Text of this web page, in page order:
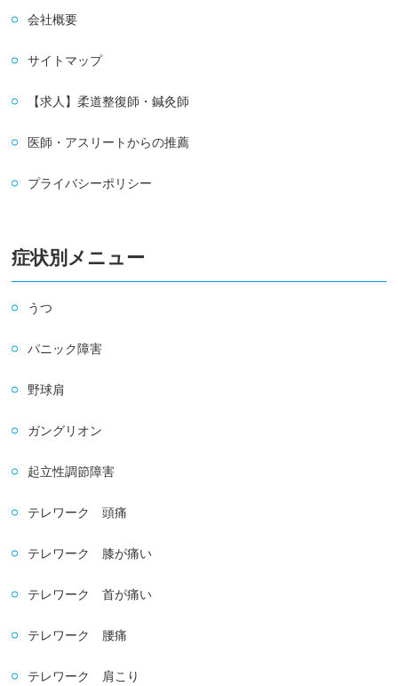
会社概要
サイトマップ
【求人】柔道整復師・鍼灸師
医師・アスリートからの推薦
プライバシーポリシー
症状別メニュー
うつ
パニック障害
野球肩
ガングリオン
起立性調節障害
テレワーク 頭痛
テレワーク 膝が痛い
テレワーク 首が痛い
テレワーク 腰痛
テレワーク 肩こり